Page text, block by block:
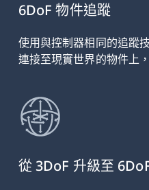
6DoF 物件追蹤
使用與控制器相同的追蹤
連接至現實世界的物件上
從 3DoF 升級至